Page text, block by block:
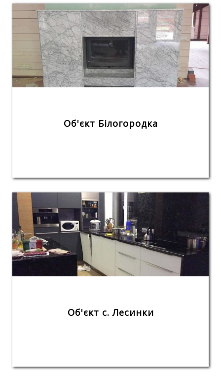
Об'єкт Білогородка
Об'єкт с. Лесинки